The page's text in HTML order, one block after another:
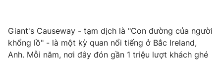
Góc doanh nghiệp
Truyền hình
Phim VTV
Giant's Causeway - tạm dịch là "Con đường của người
khổng lồ" - là một kỳ quan nổi tiếng ở Bắc Ireland,
Anh. Mỗi năm, nơi đây đón gần 1 triệu lượt khách ghé